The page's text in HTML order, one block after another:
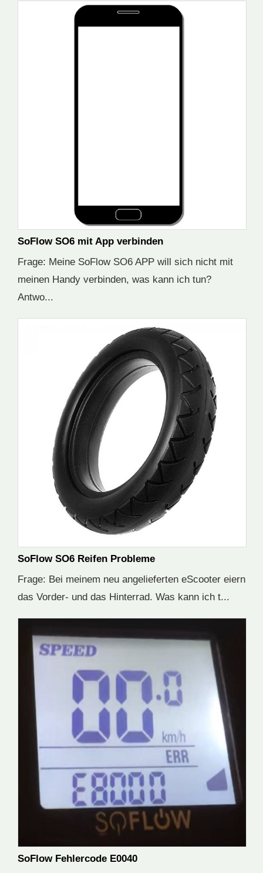
SoFlow SO6 mit App verbinden
Frage: Meine SoFlow SO6 APP will sich nicht mit
meinen Handy verbinden, was kann ich tun?
Antwo...
SoFlow SO6 Reifen Probleme
Frage: Bei meinem neu angelieferten eScooter eiern
das Vorder- und das Hinterrad. Was kann ich t...
SoFlow Fehlercode E0040